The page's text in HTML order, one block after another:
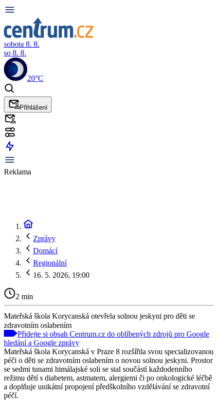
sobota 8. 8.
so 8. 8.
20°C
Přihlášení
Reklama
Zprávy
Domácí
Regionální
16. 5. 2026, 19:00
2 min
Mateřská škola Korycanská otevřela solnou jeskyni pro děti se
zdravotním oslabením
Přidejte si obsah Centrum.cz do oblíbených zdrojů pro Google
hledání a Google zprávy
Mateřská škola Korycanská v Praze 8 rozšířila svou specializovanou
péči o děti se zdravotním oslabením o novou solnou jeskyni. Prostor
se sedmi tunami himálajské soli se stal součástí každodenního
režimu dětí s diabetem, astmatem, alergiemi či po onkologické léčbě
a doplňuje unikátní propojení předškolního vzdělávání se zdravotní
péčí.